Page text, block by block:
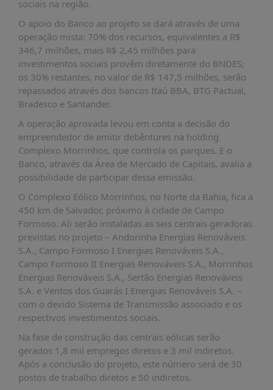
DADOS
FRENTE
PARLAMENTAR
SOBRE
A
FRENTE
MATERIAIS
INFORMAÇÕES
CURSOS
EVENTOS
INSCRIÇÕES
MATERIAIS
DISPONÍVEIS
PUBLICAÇÕES
REVISTA
RUMOS
LIVROS
ESTUDOS
NOTÍCIAS
sociais na região.
O apoio do Banco ao projeto se dará através de uma
operação mista: 70% dos recursos, equivalentes a R$
346,7 milhões, mais R$ 2,45 milhões para
investimentos sociais provêm diretamente do BNDES;
os 30% restantes, no valor de R$ 147,5 milhões, serão
repassados através dos bancos Itaú BBA, BTG Pactual,
Bradesco e Santander.
A operação aprovada levou em conta a decisão do
empreendedor de emitir debêntures na holding
Complexo Morrinhos, que controla os parques. E o
Banco, através da Área de Mercado de Capitais, avalia a
possibilidade de participar dessa emissão.
O Complexo Eólico Morrinhos, no Norte da Bahia, fica a
450 km de Salvador, próximo à cidade de Campo
Formoso. Ali serão instaladas as seis centrais geradoras
previstas no projeto – Andorinha Energias Renováveis
S.A., Campo Formoso I Energias Renováveis S.A.,
Campo Formoso II Energias Renováveis S.A., Morrinhos
Energias Renováveis S.A., Sertão Energias Renováveis
S.A. e Ventos dos Guarás I Energias Renováveis S.A. –
com o devido Sistema de Transmissão associado e os
respectivos investimentos sociais.
Na fase de construção das centrais eólicas serão
gerados 1,8 mil empregos diretos e 3 mil indiretos.
Após a conclusão do projeto, este número será de 30
postos de trabalho diretos e 50 indiretos.